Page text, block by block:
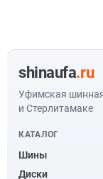
shinaufa.ru
Уфимская
и Стерлитамаке
КАТАЛОГ
Шины
Диски